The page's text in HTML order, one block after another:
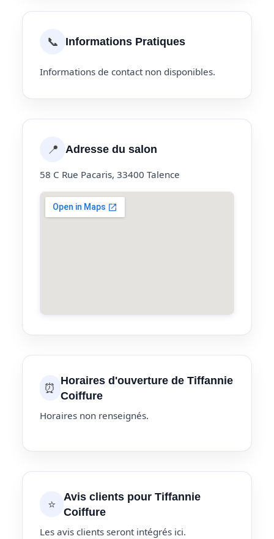
📞 Informations Pratiques
Informations de contact non disponibles.
📍 Adresse du salon
58 C Rue Pacaris, 33400 Talence
⏰ Horaires d'ouverture de Tiffannie
Coiffure
Horaires non renseignés.
⭐
Avis clients pour Tiffannie
Coiffure
Les avis clients seront intégrés ici.